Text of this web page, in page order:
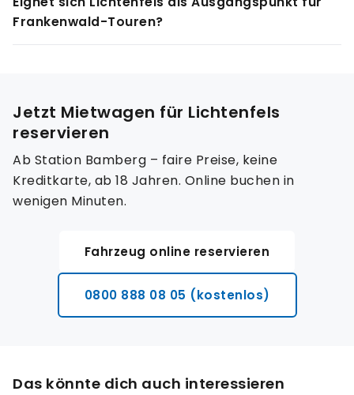
Mit dem Zug ab Lichtenfels Bahnhof in ca. 25
Minuten bis Bamberg Hauptbahnhof, von dort
Frankenwald-Touren?
bis 30 Minuten. Für hügeligeres Terrain empfiehlt
sich einSUV.
Jetzt Mietwagen für Lichtenfels
reservieren
Ab Station Bamberg – faire Preise, keine
Kreditkarte, ab 18 Jahren. Online buchen in
wenigen Minuten.
Fahrzeug online reservieren
0800 888 08 05 (kostenlos)
Das könnte dich auch interessieren